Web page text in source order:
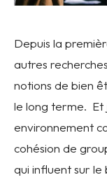
Depuis la
autres
notions de bien
le long terme. Et
environnement
cohésion de
qui influent sur